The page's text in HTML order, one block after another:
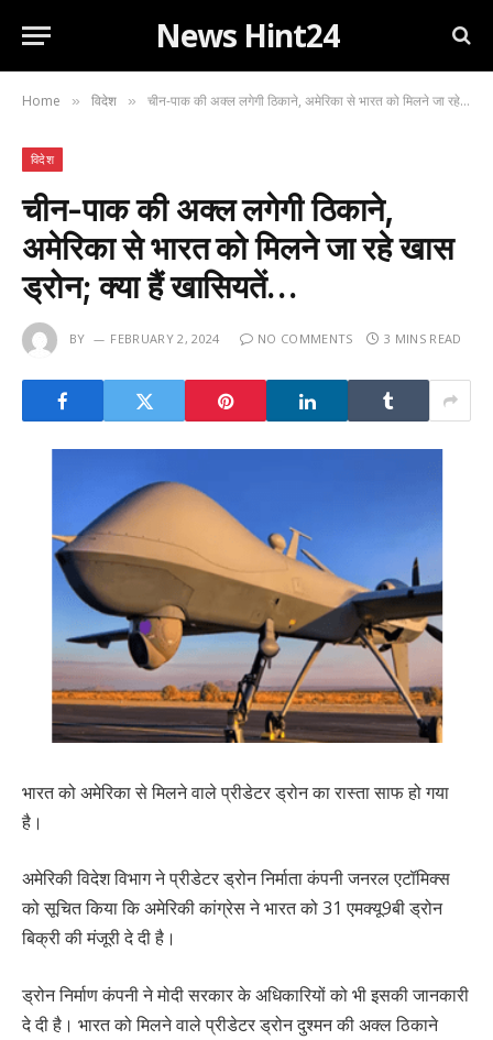
News Hint24
Home » विदेश » चीन-पाक की अक्ल लगेगी ठिकाने, अमेरिका से भारत को मिलने जा रहे खास ड्रोन; क्या हैं खासियतें…
विदेश
चीन-पाक की अक्ल लगेगी ठिकाने,
अमेरिका से भारत को मिलने जा रहे खास
ड्रोन; क्या हैं खासियतें…
BY FEBRUARY 2, 2024 NO COMMENTS 3 MINS READ
भारत को अमेरिका से मिलने वाले प्रीडेटर ड्रोन का रास्ता साफ हो गया
है।
अमेरिकी विदेश विभाग ने प्रीडेटर ड्रोन निर्माता कंपनी जनरल एटॉमिक्स
को सूचित किया कि अमेरिकी कांग्रेस ने भारत को 31 एमक्यू9बी ड्रोन
बिक्री की मंजूरी दे दी है।
ड्रोन निर्माण कंपनी ने मोदी सरकार के अधिकारियों को भी इसकी जानकारी
दे दी है। भारत को मिलने वाले प्रीडेटर ड्रोन दुश्मन की अक्ल ठिकाने